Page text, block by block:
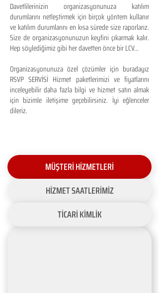
Davetlilerinizin organizasyonunuza katılım
durumlarını netleştirmek için birçok yöntem kullanır
ve katılım durumlarını en kısa sürede size raporlarız.
Size de organizasyonunuzun keyfini çıkarmak kalır.
Hep söylediğimiz gibi her davetten önce bir LCV...
Organizasyonunuza özel çözümler için buradayız
RSVP SERVİSİ Hizmet paketlerimizi ve fiyatlarını
inceleyebilir daha fazla bilgi ve hizmet satın almak
için bizimle iletişime geçebilirsiniz. İyi eğlenceler
dileriz.
MÜŞTERİ HİZMETLERİ
HİZMET SAATLERİMİZ
TİCARİ KİMLİK